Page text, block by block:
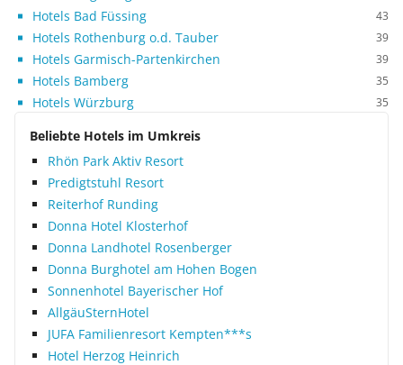
Hotels Bad Füssing 43
Hotels Rothenburg o.d. Tauber 39
Hotels Garmisch-Partenkirchen 39
Hotels Bamberg 35
Hotels Würzburg 35
Beliebte Hotels im Umkreis
Rhön Park Aktiv Resort
Predigtstuhl Resort
Reiterhof Runding
Donna Hotel Klosterhof
Donna Landhotel Rosenberger
Donna Burghotel am Hohen Bogen
Sonnenhotel Bayerischer Hof
AllgäuSternHotel
JUFA Familienresort Kempten***s
Hotel Herzog Heinrich